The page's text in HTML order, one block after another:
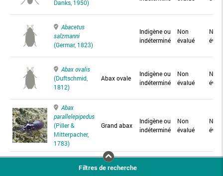
Danks, 1950)
Abacetus
salzmanni
(Germar, 1823)
Indigène ou
indéterminé
Non
évalué
Non
Abax ovalis
(Duftschmid,
1812)
Abax ovale
Indigène ou
indéterminé
Non
évalué
Non
Abax
parallelepipedus
(Piller &
Mitterpacher,
1783)
Grand abax
Indigène ou
indéterminé
Non
évalué
Non
Abax
Abax
Filtres de recherche